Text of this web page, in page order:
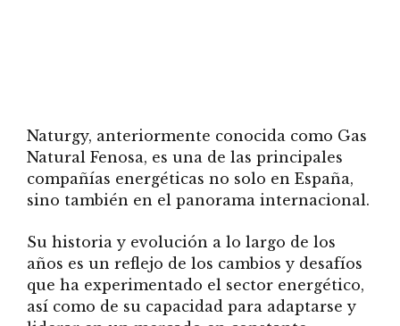
Naturgy, anteriormente conocida como Gas
Natural Fenosa, es una de las principales
compañías energéticas no solo en España,
sino también en el panorama internacional.
Su historia y evolución a lo largo de los
años es un reflejo de los cambios y desafíos
que ha experimentado el sector energético,
así como de su capacidad para adaptarse y